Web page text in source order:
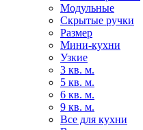
Модульные
Скрытые ручки
Размер
Мини-кухни
Узкие
3 кв. м.
5 кв. м.
6 кв. м.
9 кв. м.
Все для кухни